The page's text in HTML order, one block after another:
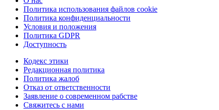
Политика использования файлов cookie
Политика конфиденциальности
Условия и положения
Политика GDPR
Доступность
Кодекс этики
Редакционная политика
Политика жалоб
Отказ от ответственности
Заявление о современном рабстве
Свяжитесь с нами